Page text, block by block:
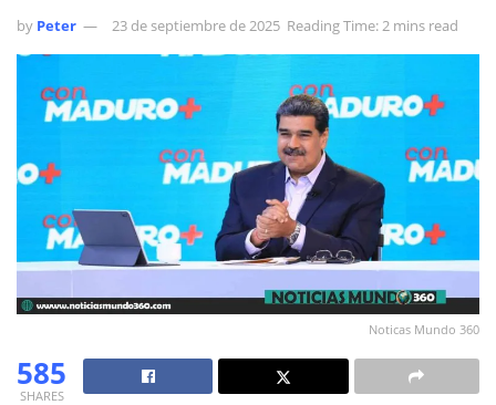
by Peter 23 de septiembre de 2025 Reading Time: 2 mins read
Noticas Mundo 360
585
SHARES